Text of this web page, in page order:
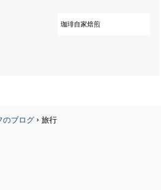
珈琲自家焙煎
のブログ › 旅行